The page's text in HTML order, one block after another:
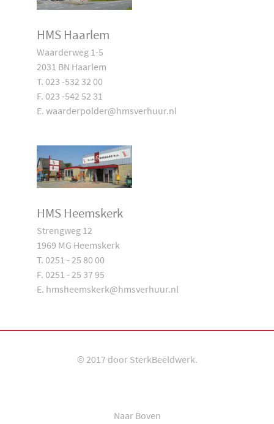
HMS Haarlem
Waarderweg 1-5
2031 BN Haarlem
T. 023 -532 32 00
F. 023 -542 52 31
E. waarderpolder@hmsverhuur.nl
HMS Heemskerk
Strengweg 12
1969 MG Heemskerk
T. 0251 - 25 80 00
F. 0251 - 25 37 95
E. hmsheemskerk@hmsverhuur.nl
© 2017 door SterkBeeldwerk.
Naar Boven